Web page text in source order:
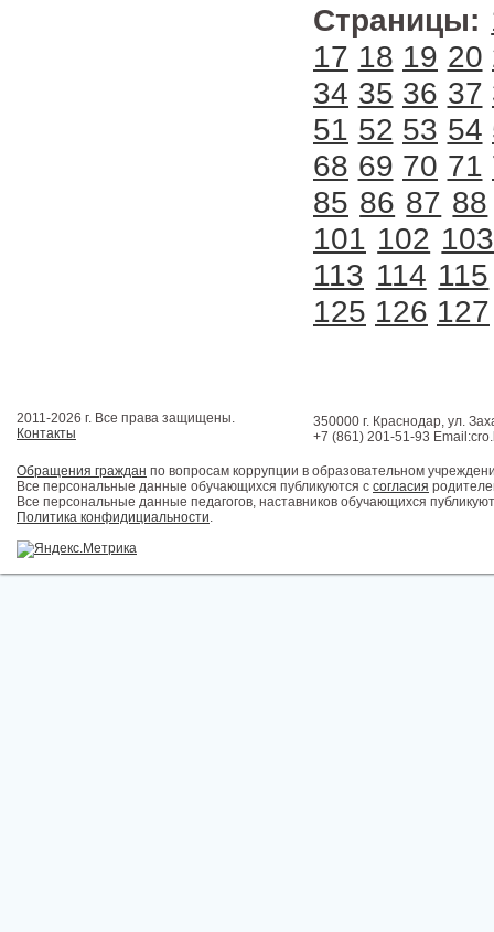
Страницы:
17 18 19 20
34 35 36 37
51 52 53 54
68 69 70 71
85 86 87 88
101 102 103
113 114 115
125 126 127
2011-2026 г. Все права защищены.
Контакты
350000 г. Краснодар, ул.
+7 (861) 201-51-93
Обращения граждан по вопросам коррупции в образовательном
Все персональные данные обучающихся публикуются с согласия
Все персональные данные педагогов, наставников обучающихся
Политика конфидициальности.